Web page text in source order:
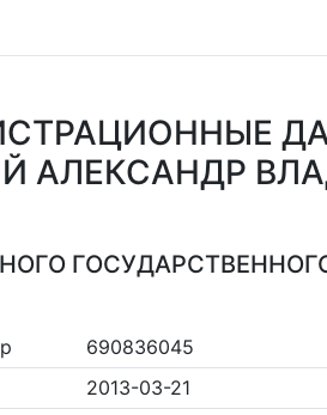
АЛЕКСАНДР
690836045
2013-03-21